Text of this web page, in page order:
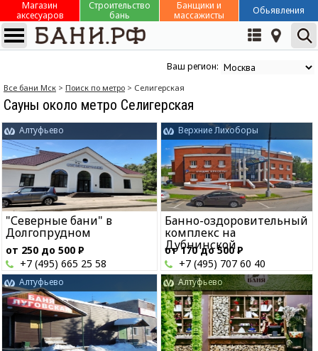
Магазин
аксесуаров
Строительство
бань
Банщики и
массажисты
Обьявления
Ваш регион:
Все бани Мск > Поиск по метро > Селигерская
Сауны около метро Селигерская
"Северные бани" в
Долгопрудном
от 250 до 500 Р
Алтуфьево
+7 (495) 665 25 58
Банно-оздоровительный
комплекс на
Дубнинской
от 170 до 500Р
Верхние Лихоборы
+7 (495) 707 60 40
Алтуфьево Алтуфьево